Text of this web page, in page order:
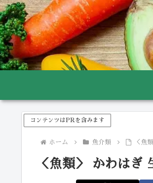
コンテンツはPRを含みます
ホーム 魚介類 ＜魚
＜魚類＞ かわはぎ